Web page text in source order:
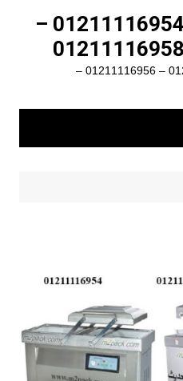
مكن تعبئة وتغليف 01211116954 –
ماكينات تعبئة وتغليف 01211116954 – 01211116956 –